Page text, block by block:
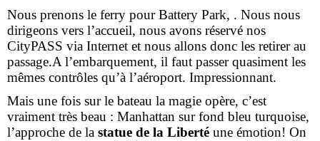
Nous prenons le ferry pour Battery Park, . Nous nous
dirigeons vers l’accueil, nous avons réservé nos
CityPASS via Internet et nous allons donc les retirer au
passage.A l’embarquement, il faut passer quasiment les
mêmes contrôles qu’à l’aéroport. Impressionnant.
Mais une fois sur le bateau la magie opère, c’est
vraiment très beau : Manhattan sur fond bleu turquoise,
l’approche de la statue de la Liberté une émotion! On